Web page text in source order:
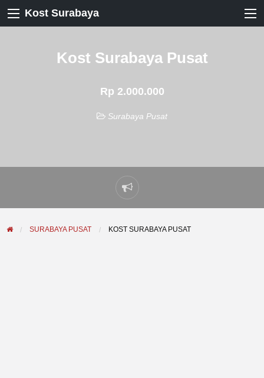
Kost Surabaya
Kost Surabaya Pusat
Rp 2.000.000
Surabaya Pusat
Laporkan
masalah
SURABAYA PUSAT KOST SURABAYA PUSAT